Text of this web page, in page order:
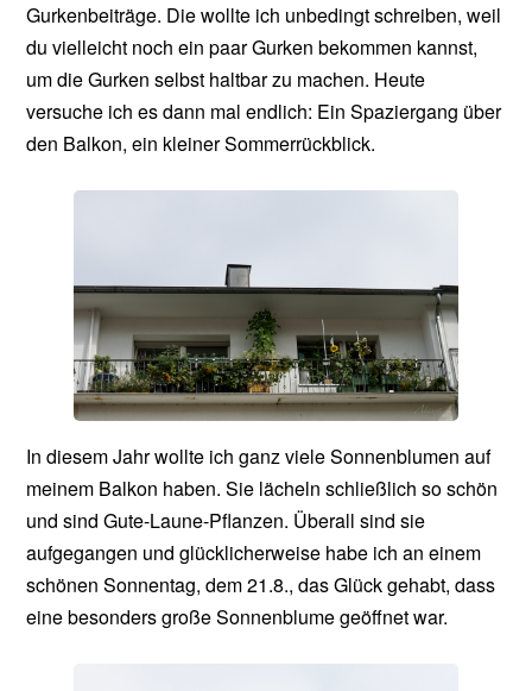
Gurkenbeiträge. Die wollte ich unbedingt schreiben, weil
du vielleicht noch ein paar Gurken bekommen kannst,
um die Gurken selbst haltbar zu machen. Heute
versuche ich es dann mal endlich: Ein Spaziergang über
den Balkon, ein kleiner Sommerrückblick.
In diesem Jahr wollte ich ganz viele Sonnenblumen auf
meinem Balkon haben. Sie lächeln schließlich so schön
und sind Gute-Laune-Pflanzen. Überall sind sie
aufgegangen und glücklicherweise habe ich an einem
schönen Sonnentag, dem 21.8., das Glück gehabt, dass
eine besonders große Sonnenblume geöffnet war.